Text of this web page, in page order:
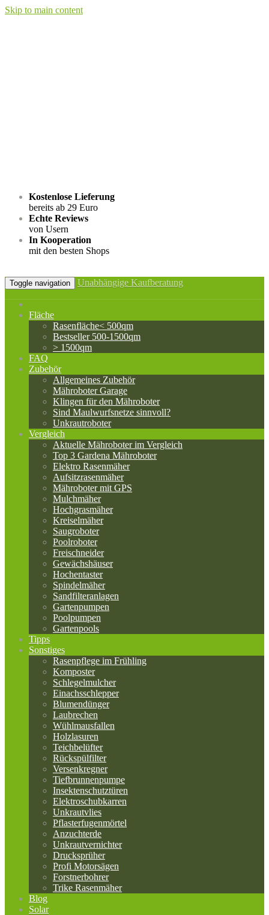
Skip to main content
Kostenlose Lieferung
bereits ab 29 Euro
Echte Reviews
von Usern
In Kooperation
mit den besten Shops
Toggle navigation Unabhängige Kaufberatung
Fläche
Rasenfläche< 500qm
Bestseller 500-1500qm
> 1500qm
FAQ
Zubehör
Allgemeines Zubehör
Mähroboter Garage
Klingen für den Mähroboter
Sind Maulwurfsnetze sinnvoll?
Unkrautroboter
Vergleich
Aktuelle Mähroboter im Vergleich
Top 3 Gardena Mähroboter
Elektro Rasenmäher
Aufsitzrasenmäher
Mähroboter mit GPS
Mulchmäher
Hochgrasmäher
Kreiselmäher
Saugroboter
Poolroboter
Freischneider
Gewächshäuser
Hochentaster
Spindelmäher
Sandfilteranlagen
Gartenpumpen
Poolpumpen
Gartenpools
Tipps
Sonstiges
Rasenpflege im Frühling
Komposter
Schlegelmulcher
Einachsschlepper
Blumendünger
Laubrechen
Wühlmausfallen
Holzlasuren
Teichbelüfter
Rückspülfilter
Versenkregner
Tiefbrunnenpumpe
Insektenschutztüren
Elektroschubkarren
Unkrautvlies
Pflasterfugenmörtel
Anzuchterde
Unkrautvernichter
Drucksprüher
Profi Motorsägen
Forstnerbohrer
Trike Rasenmäher
Blog
Solar